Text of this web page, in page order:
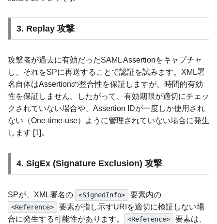
3. Replay 攻撃
攻撃者が過去に有効だったSAML Assertionをキャプチャ
し、それをSPに再送することで認証を試みます。XML署
名自体はAssertionの整合性を保証しますが、時間的有効
性を保証しません。したがって、有効期限が適切にチェッ
クされていない場合や、Assertion IDが一度しか使用され
ない（One-time-use）ように管理されていない場合に発生
します [1]。
4. SigEx (Signature Exclusion) 攻撃
SPが、XML署名の <SignedInfo> 要素内の
<Reference>
要素が指し示すURIを適切に検証しない場
合に発生する可能性があります。
<Reference>
要素は、